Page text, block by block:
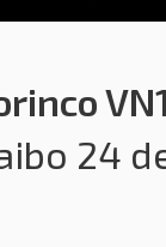
24